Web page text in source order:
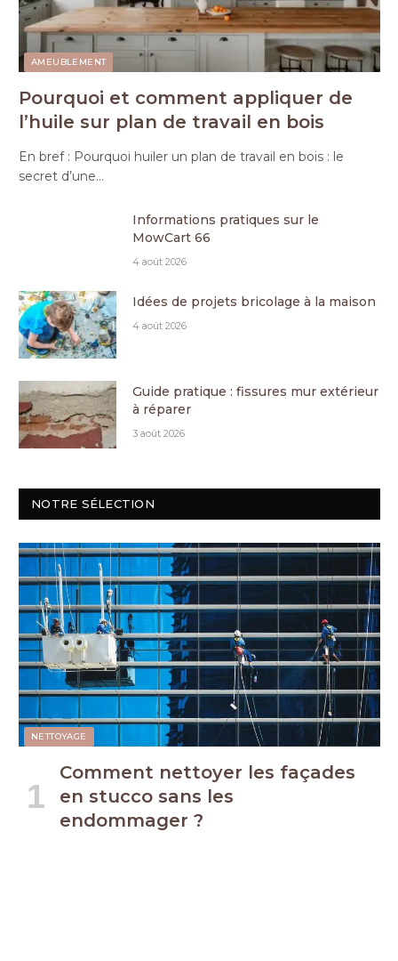
AMEUBLEMENT
Pourquoi et comment appliquer de
l’huile sur plan de travail en bois
En bref : Pourquoi huiler un plan de travail en bois : le
secret d’une…
Informations pratiques sur le
MowCart 66
4 août 2026
Idées de projets bricolage à la maison
4 août 2026
Guide pratique : fissures mur extérieur
à réparer
3 août 2026
NOTRE SÉLECTION
NETTOYAGE
Comment nettoyer les façades
en stucco sans les
endommager ?